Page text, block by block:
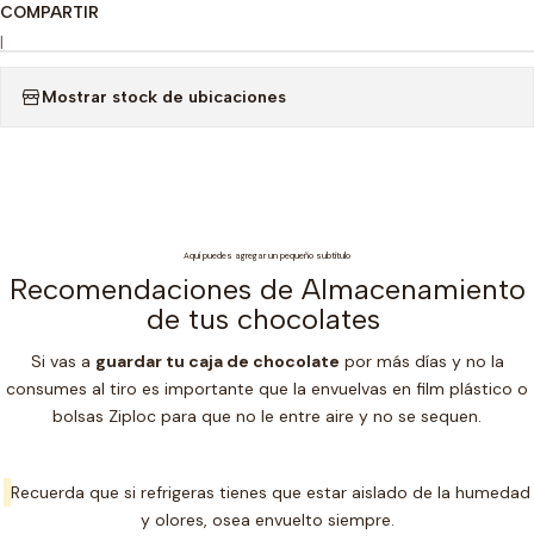
COMPARTIR
|
Mostrar stock de ubicaciones
Aquí puedes agregar un pequeño subtítulo
Recomendaciones de Almacenamiento
de tus chocolates
Si vas a guardar tu caja de chocolate por más días y no la
consumes al tiro es importante que la envuelvas en film plástico o
bolsas Ziploc para que no le entre aire y no se sequen.
Recuerda que si refrigeras tienes que estar aislado de la humedad
y olores, osea envuelto siempre.